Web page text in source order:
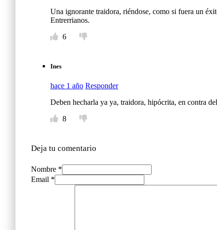
Una ignorante traidora, riéndose, como si fuera un
Entrerrianos.
6
Ines
hace 1 año Responder
Deben hecharla ya ya, traidora, hipócrita, en contra
8
Deja tu comentario
Nombre *
Email *